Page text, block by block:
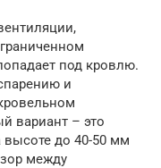
под кровлю.
и
вариант – это
высоте до 40-50 мм
между